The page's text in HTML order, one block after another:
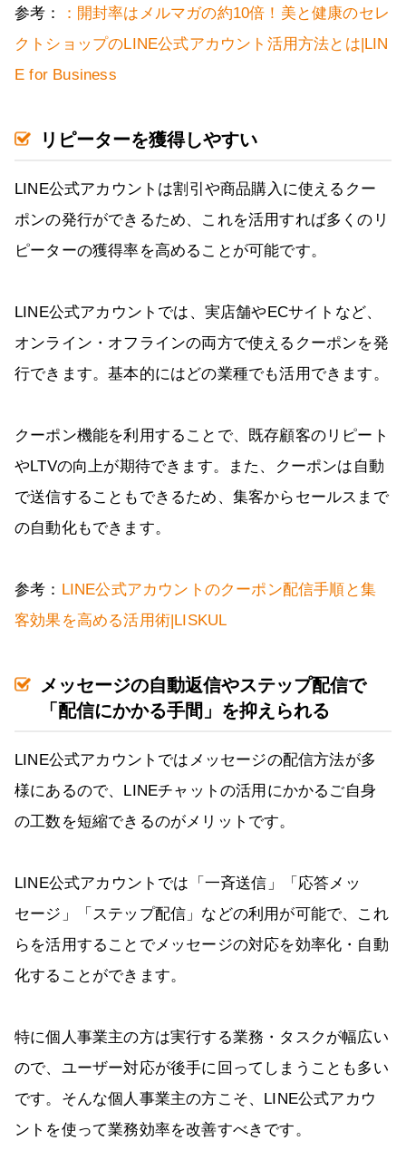
参考：
：開封率はメルマガの約10倍！美と健康のセレ
クトショップのLINE公式アカウント活用方法とは|LIN
E for Business
リピーターを獲得しやすい
LINE公式アカウントは割引や商品購入に使えるクー
ポンの発行ができるため、これを活用すれば多くのリ
ピーターの獲得率を高めることが可能です。
LINE公式アカウントでは、実店舗やECサイトなど、
オンライン・オフラインの両方で使えるクーポンを発
行できます。基本的にはどの業種でも活用できます。
クーポン機能を利用することで、既存顧客のリピート
やLTVの向上が期待できます。また、クーポンは自動
で送信することもできるため、集客からセールスまで
の自動化もできます。
参考： LINE公式アカウントのクーポン配信手順と集
客効果を高める活用術|LISKUL
メッセージの自動返信やステップ配信で
「配信にかかる手間」を抑えられる
LINE公式アカウントではメッセージの配信方法が多
様にあるので、LINEチャットの活用にかかるご自身
の工数を短縮できるのがメリットです。
LINE公式アカウントでは「一斉送信」「応答メッ
セージ」「ステップ配信」などの利用が可能で、これ
らを活用することでメッセージの対応を効率化・自動
化することができます。
特に個人事業主の方は実行する業務・タスクが幅広い
ので、ユーザー対応が後手に回ってしまうことも多い
です。そんな個人事業主の方こそ、LINE公式アカウ
ントを使って業務効率を改善すべきです。